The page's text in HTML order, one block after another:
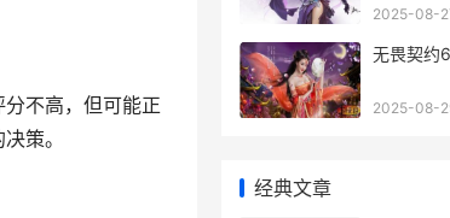
不高，但可能正
策。
2025-08-
无畏契约
2025-08-
经典文章